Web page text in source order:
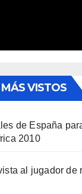
VISTOS
de España
2010
al jugador de